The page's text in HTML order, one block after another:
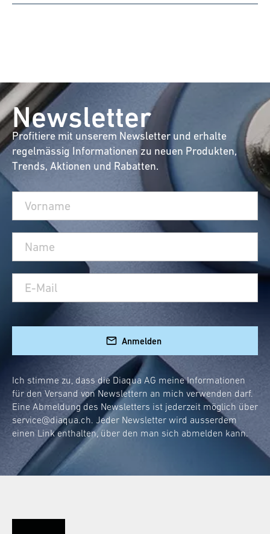
Newsletter
Profitiere mit unserem Newsletter und erhalte
regelmässig Informationen zu neuen Produkten,
Trends, Aktionen und Rabatten.
Anmelden
Ich stimme zu, dass die Diaqua AG meine Informationen
für den Versand von Newslettern an mich verwenden darf.
Eine Abmeldung des Newsletters ist jederzeit möglich über
service@diaqua.ch. Jeder Newsletter wird ausserdem
einen Link enthalten, über den man sich abmelden kann.